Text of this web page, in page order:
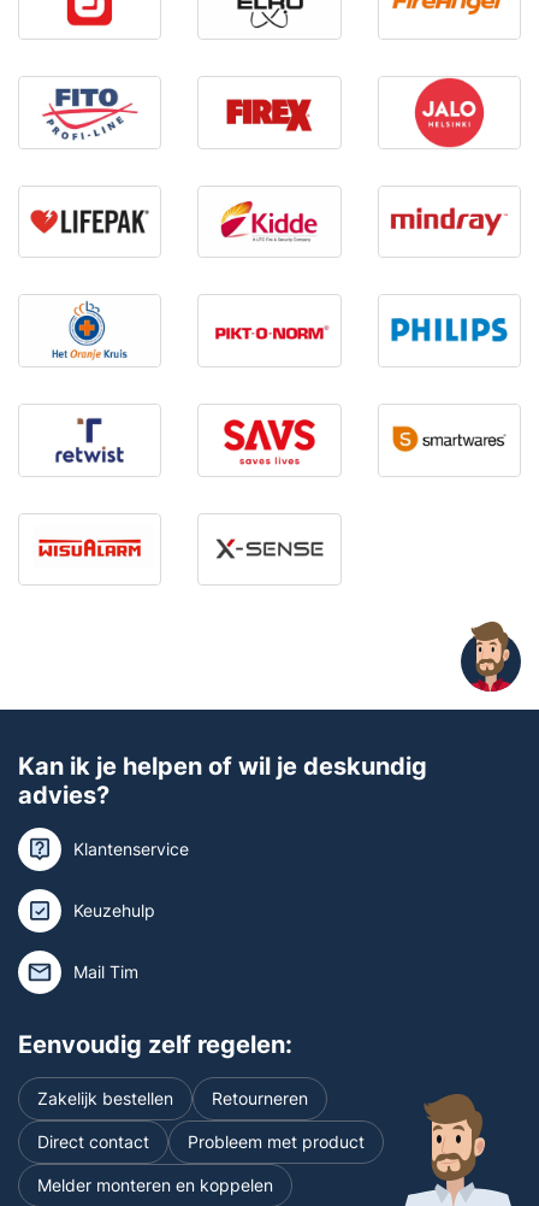
Kan ik je helpen of wil je deskundig
advies?
Klantenservice
Keuzehulp
Mail Tim
Eenvoudig zelf regelen:
Zakelijk bestellen Retourneren
Direct contact Probleem met product
Melder monteren en koppelen